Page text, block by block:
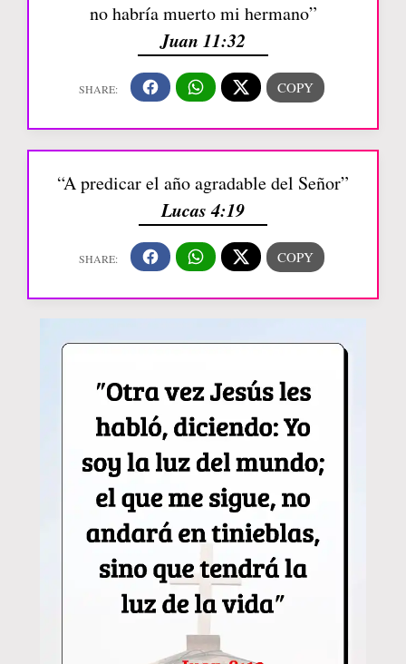
no habría muerto mi hermano”
Juan 11:32
“A predicar el año agradable del Señor”
Lucas 4:19